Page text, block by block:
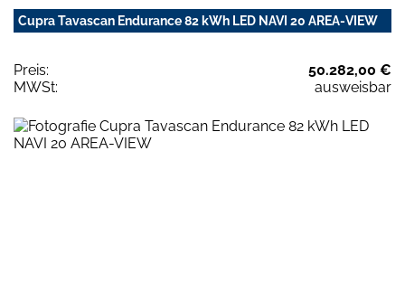
Cupra Tavascan Endurance 82 kWh LED NAVI 20 AREA-VIEW
Preis:
50.282,00 €
MWSt:
ausweisbar